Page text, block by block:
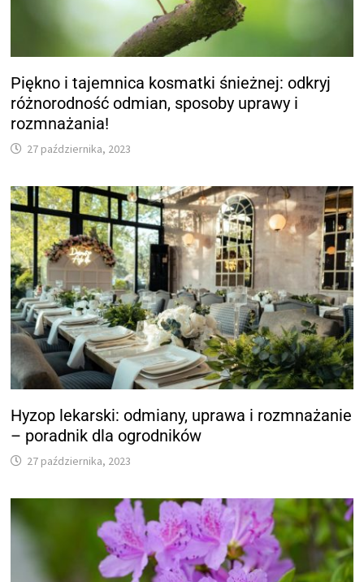
Piękno i tajemnica kosmatki śnieżnej: odkryj
różnorodność odmian, sposoby uprawy i
rozmnażania!
27 października, 2023
Hyzop lekarski: odmiany, uprawa i rozmnażanie
– poradnik dla ogrodników
27 października, 2023